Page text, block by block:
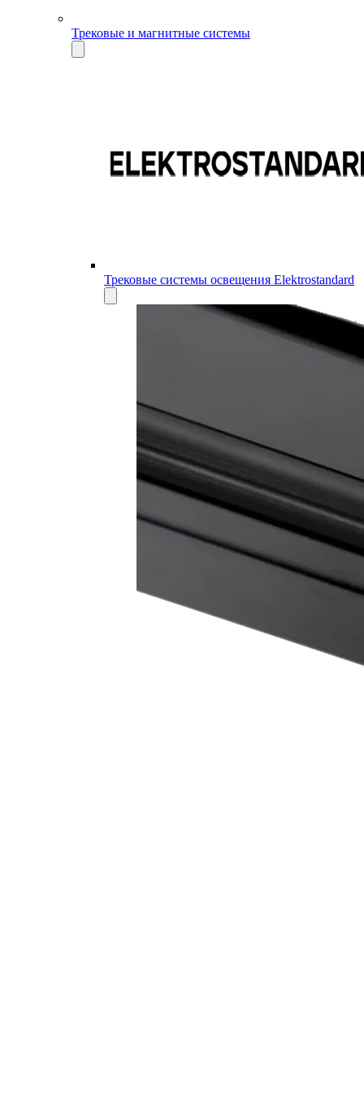
Трековые и магнитные системы
Трековые системы освещения Elektrostandard